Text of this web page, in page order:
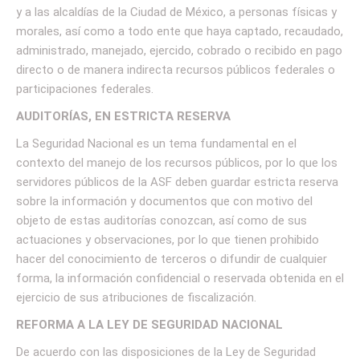
y a las alcaldías de la Ciudad de México, a personas físicas y
morales, así como a todo ente que haya captado, recaudado,
administrado, manejado, ejercido, cobrado o recibido en pago
directo o de manera indirecta recursos públicos federales o
participaciones federales.
AUDITORÍAS, EN ESTRICTA RESERVA
La Seguridad Nacional es un tema fundamental en el
contexto del manejo de los recursos públicos, por lo que los
servidores públicos de la ASF deben guardar estricta reserva
sobre la información y documentos que con motivo del
objeto de estas auditorías conozcan, así como de sus
actuaciones y observaciones, por lo que tienen prohibido
hacer del conocimiento de terceros o difundir de cualquier
forma, la información confidencial o reservada obtenida en el
ejercicio de sus atribuciones de fiscalización.
REFORMA A LA LEY DE SEGURIDAD NACIONAL
De acuerdo con las disposiciones de la Ley de Seguridad